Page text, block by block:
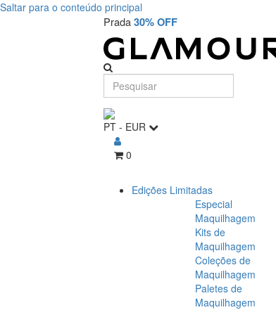
Saltar para o conteúdo principal
Prada30% OFF
PT - EUR
0
Edições Limitadas
Especial
Maquilhagem
Kits de
Maquilhagem
Coleções de
Maquilhagem
Paletes de
Maquilhagem